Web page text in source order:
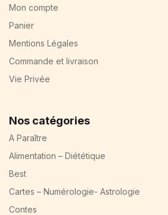
Mon compte
Panier
Mentions Légales
Commande et livraison
Vie Privée
Nos catégories
A Paraître
Alimentation – Diététique
Best
Cartes – Numérologie- Astrologie
Contes